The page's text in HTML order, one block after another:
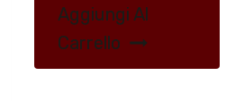
Aggiungi Al
Carrello